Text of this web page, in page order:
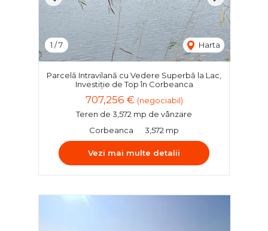
1 /7 Harta
Parcelă Intravilană cu Vedere Superbă la Lac,
Investiție de Top în Corbeanca
707,256 € (negociabil)
Teren de 3,572 mp de vânzare
Corbeanca
3,572 mp
Vezi mai multe detalii